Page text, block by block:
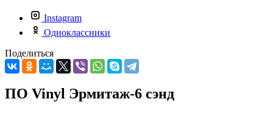
Instagram
Одноклассники
Поделиться
ПО Vinyl Эрмитаж-6 сэнд